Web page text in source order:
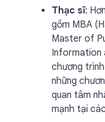
Thạc sĩ:
gồm MBA
Master of
Information
chương
những
quan tâm
mạnh tại